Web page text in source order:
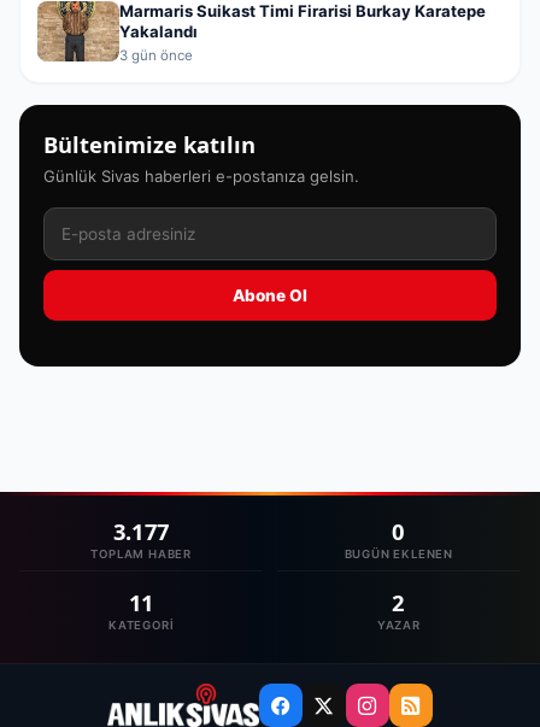
Marmaris Suikast Timi Firarisi Burkay Karatepe
Yakalandı
3 gün önce
Bültenimize katılın
Günlük Sivas haberleri e-postanıza gelsin.
Abone Ol
3.177
TOPLAM HABER
0
BUGÜN EKLENEN
11
KATEGORI
2
YAZAR